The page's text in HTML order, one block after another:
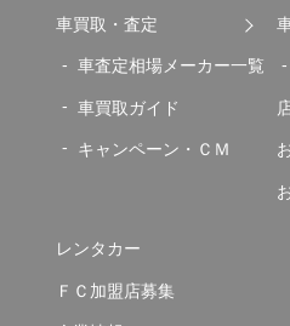
車買取・査定
車査定相場メーカー一覧
車買取ガイド
キャンペーン・ＣＭ
レンタカー
ＦＣ加盟店募集